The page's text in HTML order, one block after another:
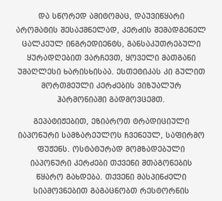
და სწორედ ამიტომაც, დაუვიწყარი
არომატის შესაქმნელად, კერძის შემადგენელ
ცალკეულ ინგრედიენტს, განსაკუთრებული
ყურადღებით ვარჩევთ, ყოველი მათგანი
უმაღლესი ხარისხისაა. ესთეტიკას კი გულით
მორთმეული კერძების ვიზუალურ
ჰარმონიაში გადმოვცემთ.
გეპატიჟებით, ეზიაროთ ტრადიციული
იაპონური სამზარეულოს ჩვენეულ, საფირმო
ფუჟენს. ოსტატურად მომზადებული
იაპონური კერძები თქვენი შთაგონების
წყარო გახდება. თქვენი მასპინძელი
სიამოვნებით გაგაცნობთ რესტორნის